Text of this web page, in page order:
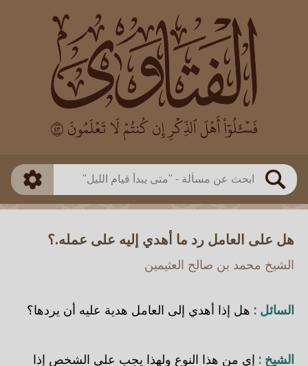
بحث
العالم
بن باز
بن العثيمين
اللجنة الدائمة
طريقة البحث
ذكي
هل على العامل رد ما أهدي إليه على عمله.؟
الشيخ محمد بن صالح العثيمين
السائل : هل إذا أهدي إلى العامل هدية عليه أن يردها؟
الشيخ : إي من هذا النوع ولهذا يجب على الشخص إذا